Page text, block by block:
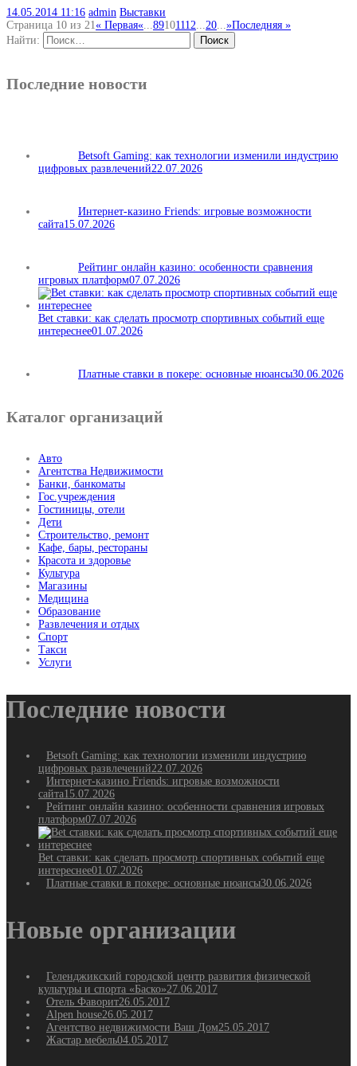
14.05.2014 11:16 admin Выставки
Страница 10 из 21« Первая« 89101112 20 »Последняя »
Найти:
Последние новости
Betsoft Gaming: как технологии изменили индустрию
цифровых развлечений22.07.2026
Интернет-казино Friends: игровые возможности
сайта15.07.2026
Рейтинг онлайн казино: особенности сравнения
игровых платформ07.07.2026
Bet ставки: как сделать просмотр спортивных событий еще
интереснее01.07.2026
Платные ставки в покере: основные нюансы30.06.2026
Каталог организаций
Авто
Агентства Недвижимости
Банки, банкоматы
Гос.учреждения
Гостиницы, отели
Дети
Строительство, ремонт
Кафе, бары, рестораны
Красота и здоровье
Культура
Магазины
Медицина
Образование
Развлечения и отдых
Спорт
Такси
Услуги
Последние новости
Betsoft Gaming: как технологии изменили индустрию
цифровых развлечений22.07.2026
Интернет-казино Friends: игровые возможности
сайта15.07.2026
Рейтинг онлайн казино: особенности сравнения игровых
платформ07.07.2026
Bet ставки: как сделать просмотр спортивных событий еще
интереснее01.07.2026
Платные ставки в покере: основные нюансы30.06.2026
Новые организации
Геленджикский городской центр развития физической
культуры и спорта «Баско»27.06.2017
Отель Фаворит26.05.2017
Alpen house26.05.2017
Агентство недвижимости Ваш Дом25.05.2017
Жастар мебель04.05.2017